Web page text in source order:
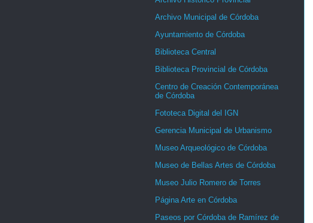
Archivo Municipal de Córdoba
Ayuntamiento de Córdoba
Biblioteca Central
Biblioteca Provincial de Córdoba
Centro de Creación Contemporánea
de Córdoba
Fototeca Digital del IGN
Gerencia Municipal de Urbanismo
Museo Arqueológico de Córdoba
Museo de Bellas Artes de Córdoba
Museo Julio Romero de Torres
Página Arte en Córdoba
Paseos por Córdoba de Ramírez de